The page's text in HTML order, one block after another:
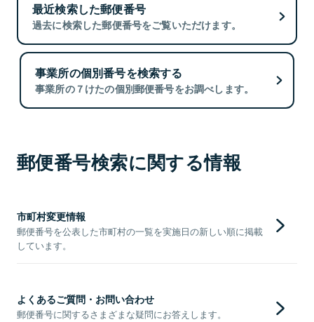
最近検索した郵便番号
過去に検索した郵便番号をご覧いただけます。
事業所の個別番号を検索する
事業所の７けたの個別郵便番号をお調べします。
郵便番号検索に関する情報
市町村変更情報
郵便番号を公表した市町村の一覧を実施日の新しい順に掲載
しています。
よくあるご質問・お問い合わせ
郵便番号に関するさまざまな疑問にお答えします。